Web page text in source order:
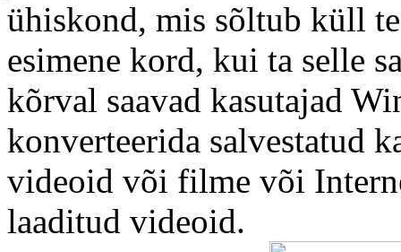
ühiskond, mis sõltub küll
esimene kord, kui ta selle
kõrval saavad kasutajad
konverteerida salvestatud
videoid või filme või
laaditud videoid.